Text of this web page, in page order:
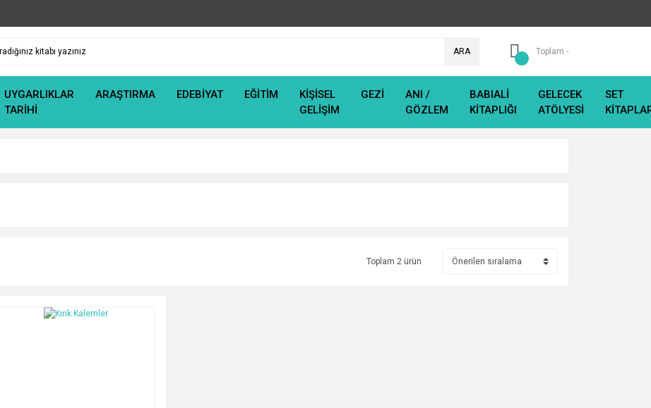
ARA Toplam -
UYGARLIKLAR
TARİHİ
ARAŞTIRMA EDEBİYAT EĞİTİM
KİŞİSEL
GELİŞİM
GEZİ
ANI /
GÖZLEM
BABIALİ
KİTAPLIĞI
GELECEK
ATÖLYESİ
SET
Toplam 2 ürün